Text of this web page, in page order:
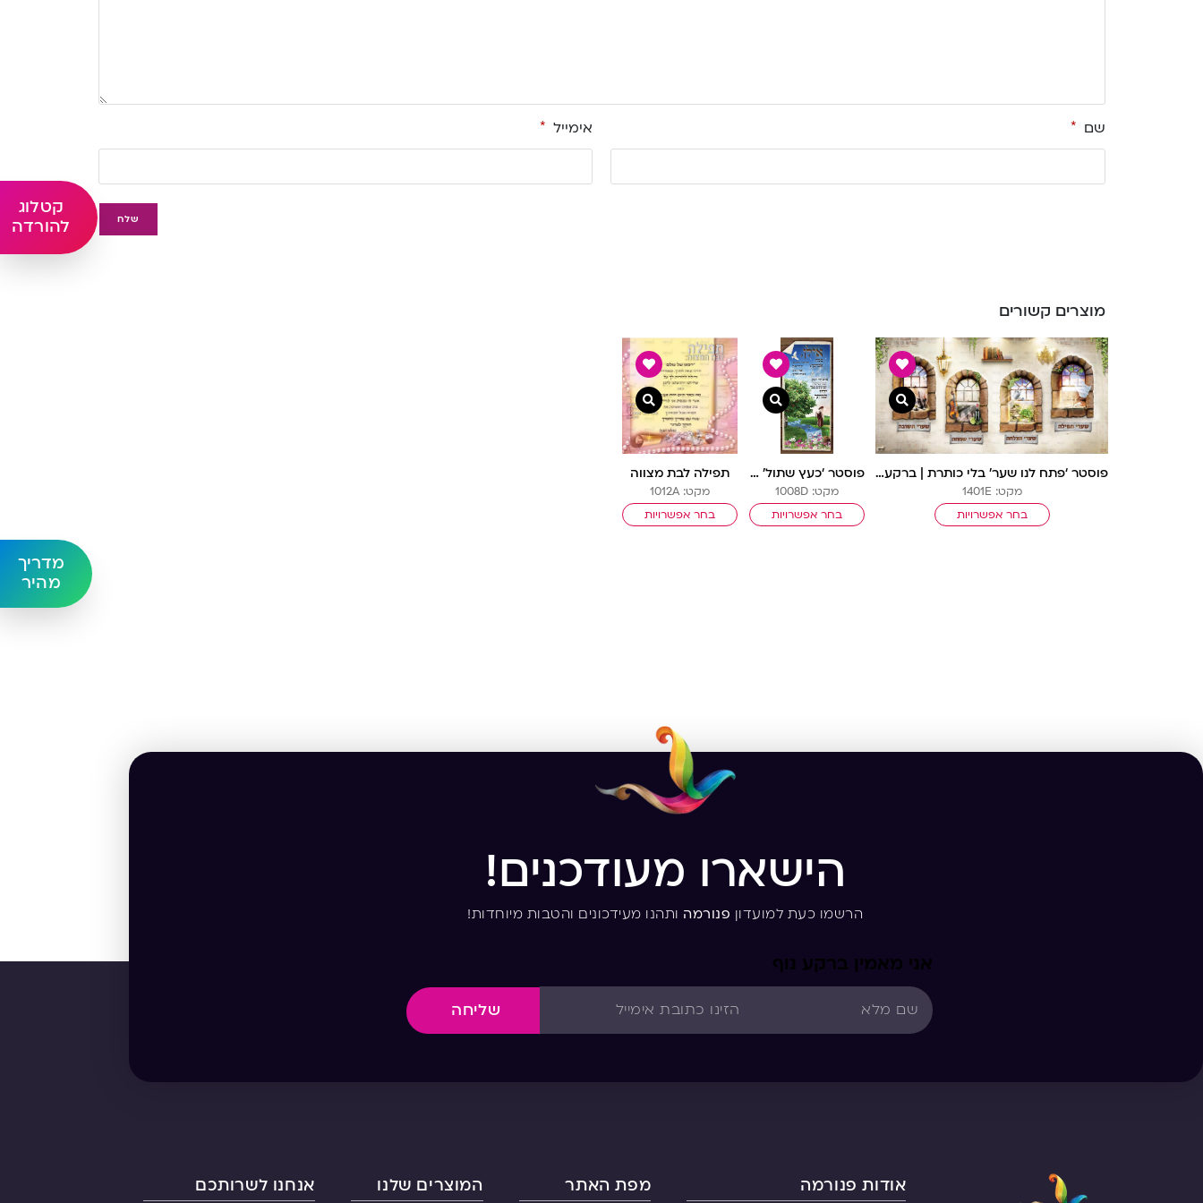
קטלוג
להורדה
מדריך
מהיר
שם * אימייל *
מוצרים קשורים
פוסטר ‘פתח לנו שער’ בלי כותרת | ברקע תואם לחיפוי קיר בריקים ומנורות זהב (10300)
מקט: 1401E
בחר אפשרויות
צפייה מהירה
פוסטר ‘כעץ שתול’ לגובה עם איש
מקט: 1008D
בחר אפשרויות
צפייה מהירה
תפילה לבת מצווה
מקט: 1012A
בחר אפשרויות
צפייה מהירה
הישארו מעודכנים!
הרשמו כעת למועדון פנורמה ותהנו מעידכונים והטבות מיוחדות!
אני מאמין ברקע נוף
שליחה
אודות פנורמה מפת האתר המוצרים שלנו אנחנו לשרותכם